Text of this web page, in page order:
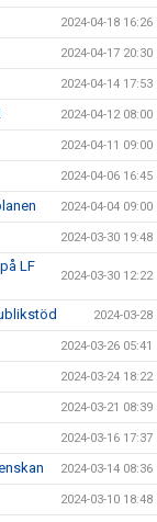
2024-04-18 16:26
2024-04-17 20:30
2024-04-14 17:53
2024-04-12 08:00
2024-04-11 09:00
2024-04-06 16:45
2024-04-04 09:00
2024-03-30 19:48
LF
2024-03-30 12:22
2024-03-28
2024-03-26 05:41
2024-03-24 18:22
2024-03-21 08:39
2024-03-16 17:37
2024-03-14 08:36
2024-03-10 18:48